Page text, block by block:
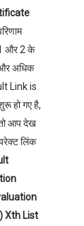
1 और 2 के
और अधिक
Link is
हो गए है,
तो आप देख
लिंक
Xth List